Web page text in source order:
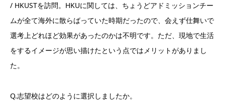
/ HKUSTを訪問。HKUに関しては、ちょうどアドミッションチー
ムが全て海外に散らばっていた時期だったので、会えず仕舞いで
選考上どれほど効果があったのかは不明です。ただ、現地で生活
をするイメージが思い描けたという点ではメリットがありまし
た。
Q.志望校はどのように選択しましたか。